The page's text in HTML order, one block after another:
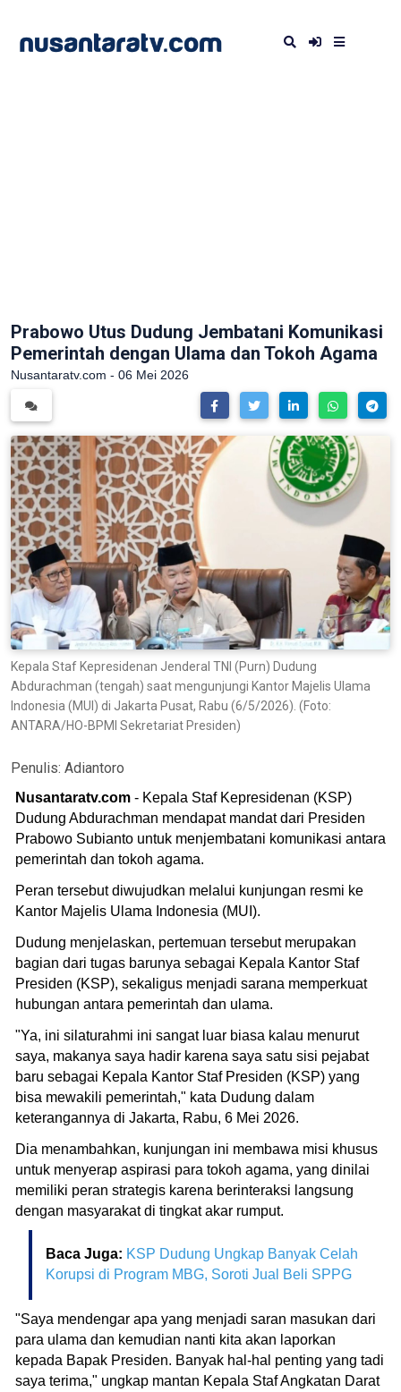
Prabowo Utus Dudung Jembatani Komunikasi
Pemerintah dengan Ulama dan Tokoh Agama
Nusantaratv.com - 06 Mei 2026
Kepala Staf Kepresidenan Jenderal TNI (Purn) Dudung
Abdurachman (tengah) saat mengunjungi Kantor Majelis Ulama
Indonesia (MUI) di Jakarta Pusat, Rabu (6/5/2026). (Foto:
ANTARA/HO-BPMI Sekretariat Presiden)
Penulis: Adiantoro
Nusantaratv.com - Kepala Staf Kepresidenan (KSP)
Dudung Abdurachman mendapat mandat dari Presiden
Prabowo Subianto untuk menjembatani komunikasi antara
pemerintah dan tokoh agama.
Peran tersebut diwujudkan melalui kunjungan resmi ke
Kantor Majelis Ulama Indonesia (MUI).
Dudung menjelaskan, pertemuan tersebut merupakan
bagian dari tugas barunya sebagai Kepala Kantor Staf
Presiden (KSP), sekaligus menjadi sarana memperkuat
hubungan antara pemerintah dan ulama.
"Ya, ini silaturahmi ini sangat luar biasa kalau menurut
saya, makanya saya hadir karena saya satu sisi pejabat
baru sebagai Kepala Kantor Staf Presiden (KSP) yang
bisa mewakili pemerintah," kata Dudung dalam
keterangannya di Jakarta, Rabu, 6 Mei 2026.
Dia menambahkan, kunjungan ini membawa misi khusus
untuk menyerap aspirasi para tokoh agama, yang dinilai
memiliki peran strategis karena berinteraksi langsung
dengan masyarakat di tingkat akar rumput.
Baca Juga: KSP Dudung Ungkap Banyak Celah
Korupsi di Program MBG, Soroti Jual Beli SPPG
"Saya mendengar apa yang menjadi saran masukan dari
para ulama dan kemudian nanti kita akan laporkan
kepada Bapak Presiden. Banyak hal-hal penting yang tadi
saya terima," ungkap mantan Kepala Staf Angkatan Darat